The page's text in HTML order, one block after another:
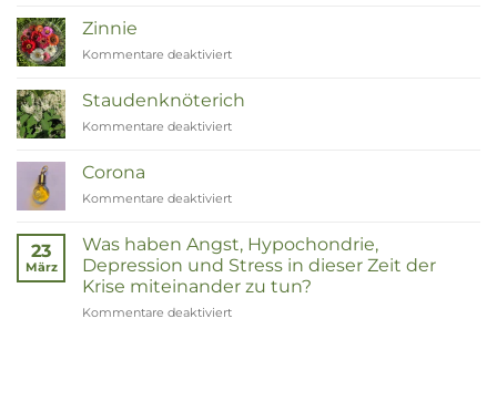
Zinnie
Kommentare deaktiviert
Staudenknöterich
Kommentare deaktiviert
Corona
Kommentare deaktiviert
23
März
Was haben Angst, Hypochondrie,
Depression und Stress in dieser Zeit der
Krise miteinander zu tun?
Kommentare deaktiviert